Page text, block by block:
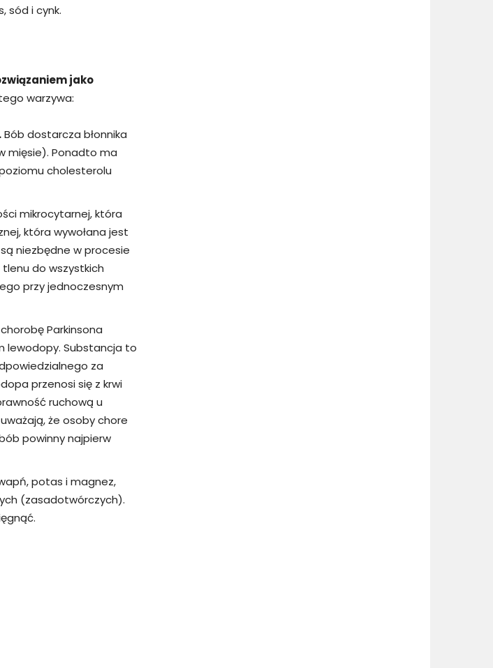
sód i cynk.
jako
warzywa:
Bób dostarcza błonnika
mięsie). Ponadto ma
cholesterolu
mikrocytarnej, która
która wywołana jest
niezbędne w procesie
do wszystkich
przy jednoczesnym
Parkinsona
lewodopy. Substancja to
za
przenosi się z krwi
ruchową u
że osoby chore
powinny najpierw
potas i magnez,
(zasadotwórczych).